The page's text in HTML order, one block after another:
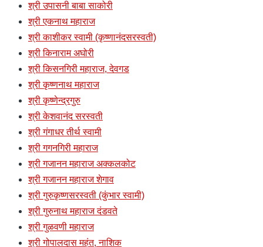
श्री उपासनी बाबा साकोरी
श्री एकनाथ महाराज
श्री काशीकर स्वामी (कृष्णानंदसरस्वती)
श्री किनाराम अघोरी
श्री किसनगिरी महाराज, देवगड
श्री कृष्णनाथ महाराज
श्री कृष्णेन्द्रगुरु
श्री केशवानंद सरस्वती
श्री गंगाधर तीर्थ स्वामी
श्री गगनगिरी महाराज
श्री गजानन महाराज अक्कलकोट
श्री गजानन महाराज शेगाव
श्री गुरुकृष्णसरस्वती (कुंभार स्वामी)
श्री गुरुनाथ महाराज दंडवते
श्री गुळवणी महाराज
श्री गोपालदास महंत, नाशिक